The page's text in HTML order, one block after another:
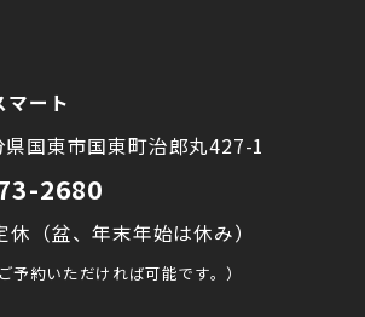
マート
国東市国東町治郎丸427-1
2680
（盆、年末年始は休み）
予約いただければ可能です。）